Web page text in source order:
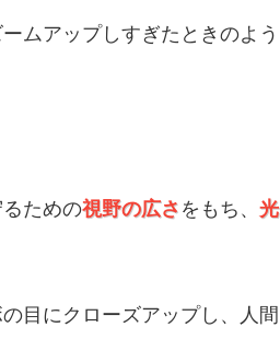
ムアップしすぎたときのよう
ための視野の広さ をもち、 光
目にクローズアップし、人間